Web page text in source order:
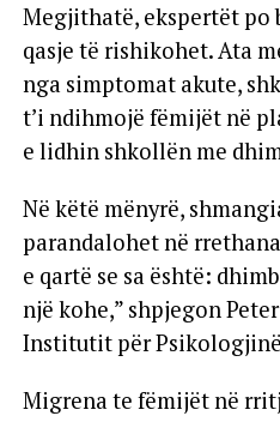
Megjithatë, ekspertët po
qasje të rishikohet. Ata
nga simptomat akute,
t’i ndihmojë fëmijët në
e lidhin shkollën me
Në këtë mënyrë,
parandalohet në
e qartë se sa është:
një kohe,” shpjegon
Institutit për
Migrena te fëmijët në